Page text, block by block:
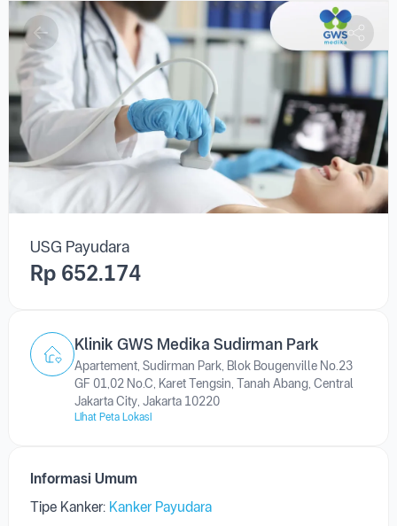
USG Payudara
Rp 652.174
Klinik GWS Medika Sudirman Park
Apartement, Sudirman Park, Blok Bougenville No.23
Lihat Peta Lokasi